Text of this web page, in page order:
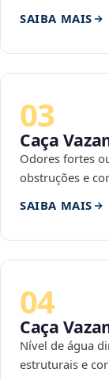
SAIBA MAIS
03
Caça
Odores fortes
obstruções e
SAIBA MAIS
04
Caça
Nível de água
estruturais e